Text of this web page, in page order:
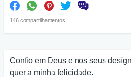
146 compartilhamentos
Confio em Deus e nos seus
quer a minha felicidade.